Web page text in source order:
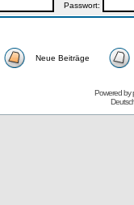
Passwort:
Neue Beiträge
Powered by